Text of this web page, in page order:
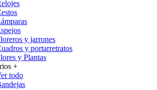
y jarrones
y portarretratos
y Plantas
+
todo